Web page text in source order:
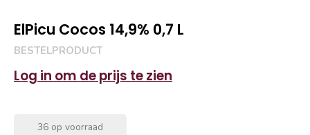
ElPicu Cocos 14,9% 0,7 L
BESTELPRODUCT
Log in om de prijs te zien
36 op voorraad